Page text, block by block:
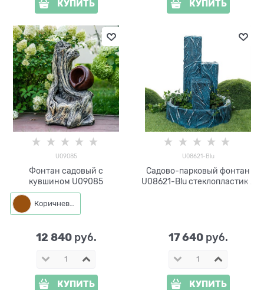
КУПИТЬ КУПИТЬ
U09085
Фонтан садовый с
кувшином U09085
Коричневый
12 840 руб.
КУПИТЬ
U08621-Blu
Садово-парковый фонтан
U08621-Blu стеклопластик h
17 640 руб.
КУПИТЬ